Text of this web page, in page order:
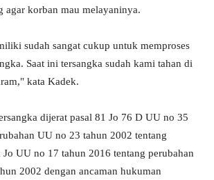
korban mau melayaninya.
sudah sangat cukup untuk memproses
Saat ini tersangka sudah kami tahan di
kata Kadek.
dijerat pasal 81 Jo 76 D UU no 35
UU no 23 tahun 2002 tentang
UU no 17 tahun 2016 tentang perubahan
2002 dengan ancaman hukuman